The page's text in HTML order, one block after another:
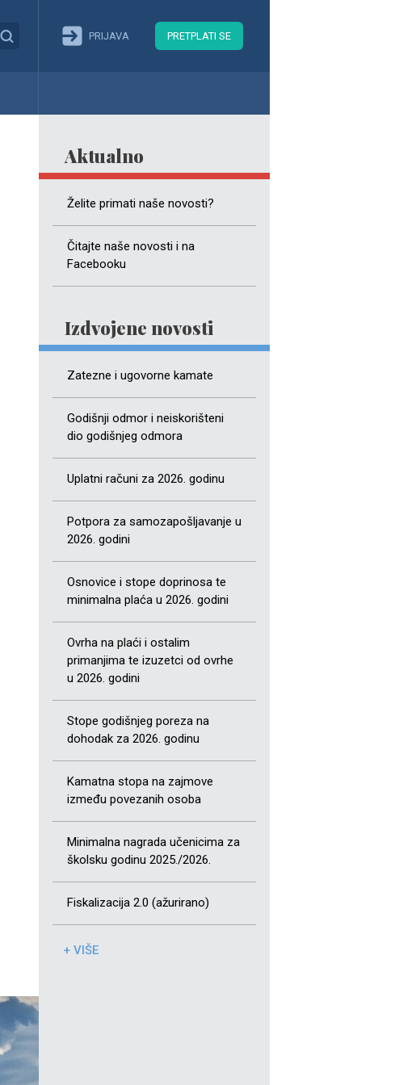
PRIJAVA PRETPLATI SE
Aktualno
Želite primati naše novosti?
Čitajte naše novosti i na
Facebooku
Izdvojene novosti
Zatezne i ugovorne kamate
Godišnji odmor i neiskorišteni
dio godišnjeg odmora
Uplatni računi za 2026. godinu
Potpora za samozapošljavanje u
2026. godini
Osnovice i stope doprinosa te
minimalna plaća u 2026. godini
Ovrha na plaći i ostalim
primanjima te izuzetci od ovrhe
u 2026. godini
Stope godišnjeg poreza na
dohodak za 2026. godinu
Kamatna stopa na zajmove
između povezanih osoba
Minimalna nagrada učenicima za
školsku godinu 2025./2026.
Fiskalizacija 2.0 (ažurirano)
+ VIŠE